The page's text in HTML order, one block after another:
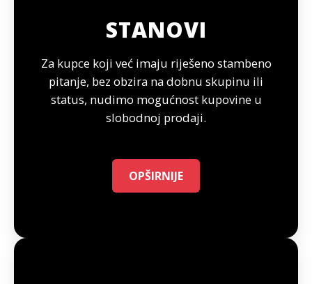
STANOVI
Za kupce koji već imaju riješeno stambeno
pitanje, bez obzira na dobnu skupinu ili
status, nudimo mogućnost kupovine u
slobodnoj prodaji.
OPŠIRNIJE